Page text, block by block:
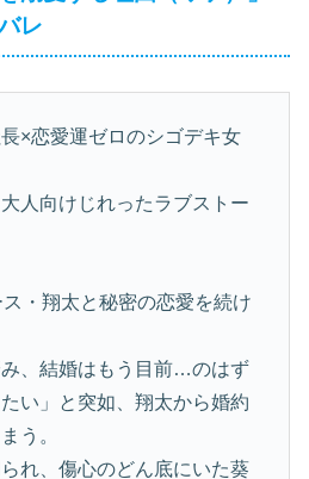
レ
×恋愛運ゼロのシゴデキ女
人向けじれったラブストー
・翔太と秘密の恋愛を続け
、結婚はもう目前…のはず
い」と突如、翔太から婚約
う。
れ、傷心のどん底にいた葵